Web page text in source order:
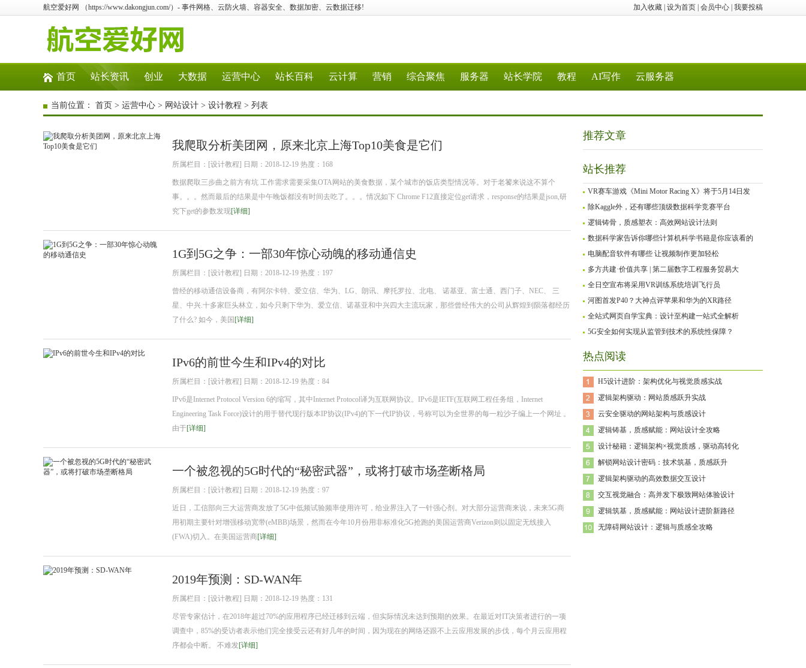
加入收藏 设为首页 会员中心 我要投稿
航空爱好网 （https://www.dakongjun.com/）- 事件网格、云防火墙、容器安全、数据加密、云数据迁移!
首页 站长资讯 创业 大数据 运营中心 站长百科 云计算 营销 综合聚焦 服务器 站长学院 教程 AI写作 云服务器
当前位置： 首页 > 运营中心 > 网站设计 > 设计教程 > 列表
我爬取分析美团网，原来北京上海Top10美食是它们
所属栏目：[设计教程] 日期：2018-12-19 热度：168
数据爬取三步曲之前方有坑 工作需求需要采集OTA网站的美食数据，某个城市的饭店类型情况等。对于老饕来说这不算个
事。。。然而最后的结果是中午晚饭都没有时间去吃了。。。情况如下 Chrome F12直接定位get请求，response的结果是json,研
究下get的参数发现[详细]
1G到5G之争：一部30年惊心动魄的移动通信史
所属栏目：[设计教程] 日期：2018-12-19 热度：197
曾经的移动通信设备商，有阿尔卡特、爱立信、华为、LG、朗讯、摩托罗拉、北电、 诺基亚、富士通、西门子、NEC、 三
星、中兴.十多家巨头林立，如今只剩下华为、爱立信、诺基亚和中兴四大主流玩家，那些曾经伟大的公司从辉煌到陨落都经历
了什么? 如今，美国 [详细]
IPv6的前世今生和IPv4的对比
所属栏目：[设计教程] 日期：2018-12-19 热度：84
IPv6是Internet Protocol Version 6的缩写，其中Internet Protocol译为互联网协议。IPv6是IETF(互联网工程任务组，Internet
Engineering Task Force)设计的用于替代现行版本IP协议(IPv4)的下一代IP协议，号称可以为全世界的每一粒沙子编上一个网址 。
由于[详细]
一个被忽视的5G时代的“秘密武器”，或将打破市场垄断格局
所属栏目：[设计教程] 日期：2018-12-19 热度：97
近日，工信部向三大运营商发放了5G中低频试验频率使用许可，给业界注入了一针强心剂。对大部分运营商来说，未来5G商
用初期主要针对增强移动宽带(eMBB)场景，然而在今年10月份用非标准化5G抢跑的美国运营商Verizon则以固定无线接入
(FWA)切入。在美国运营商[详细]
2019年预测：SD-WAN年
所属栏目：[设计教程] 日期：2018-12-19 热度：131
尽管专家估计，在2018年超过70%的应用程序已经迁移到云端，但实际情况未达到预期的效果。在最近对IT决策者进行的一项
调查中，85%的受访者表示他们完全接受云还有好几年的时间，因为现在的网络还跟不上云应用发展的步伐，每个月云应用程
序都会中断。 不难发[详细]
推荐文章
站长推荐
VR赛车游戏《Mini Motor Racing X》将于5月14日发
除Kaggle外，还有哪些顶级数据科学竞赛平台
逻辑铸骨，质感塑衣：高效网站设计法则
数据科学家告诉你哪些计算机科学书籍是你应该看的
电脑配音软件有哪些 让视频制作更加轻松
多方共建·价值共享 | 第二届数字工程服务贸易大
全日空宣布将采用VR训练系统培训飞行员
河图首发P40？大神点评苹果和华为的XR路径
全站式网页自学宝典：设计至构建一站式全解析
5G安全如何实现从监管到技术的系统性保障？
热点阅读
H5设计进阶：架构优化与视觉质感实战
逻辑架构驱动：网站质感跃升实战
云安全驱动的网站架构与质感设计
逻辑铸基，质感赋能：网站设计全攻略
设计秘籍：逻辑架构×视觉质感，驱动高转化
解锁网站设计密码：技术筑基，质感跃升
逻辑架构驱动的高效数据交互设计
交互视觉融合：高并发下极致网站体验设计
逻辑筑基，质感赋能：网站设计进阶新路径
无障碍网站设计：逻辑与质感全攻略